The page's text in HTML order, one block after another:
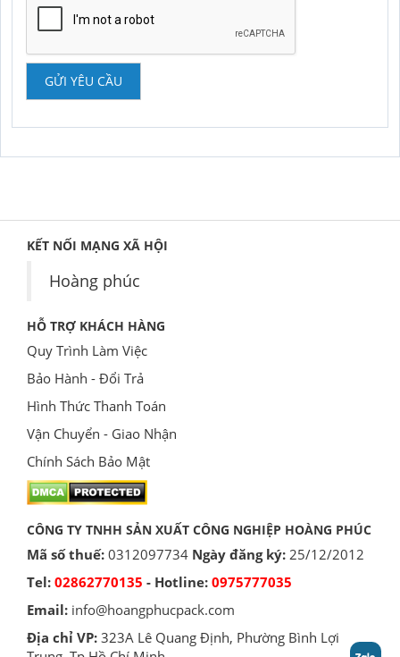
GỬI YÊU CẦU
KẾT NỐI MẠNG XÃ HỘI
Hoàng phúc
HỖ TRỢ KHÁCH HÀNG
Quy Trình Làm Việc
Bảo Hành - Đổi Trả
Hình Thức Thanh Toán
Vận Chuyển - Giao Nhận
Chính Sách Bảo Mật
CÔNG TY TNHH SẢN XUẤT CÔNG NGHIỆP HOÀNG PHÚC
Mã số thuế: 0312097734 Ngày đăng ký: 25/12/2012
Tel: 02862770135 - Hotline: 0975777035
Email: info@hoangphucpack.com
Địa chỉ VP: 323A Lê Quang Định, Phường Bình Lợi